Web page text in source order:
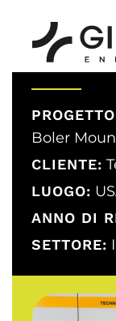
Boler
CLIENTE:
LUOGO:
ANNO DI
SETTORE: